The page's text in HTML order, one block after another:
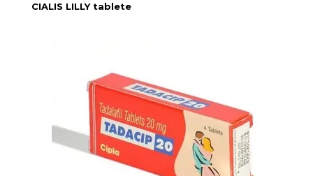
CIALIS LILLY tablete